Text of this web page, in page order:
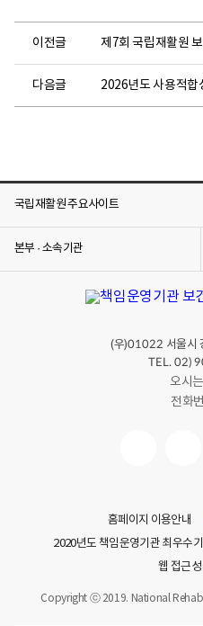
이전글 제7회 국립재활원
다음글 2026년도 사용적합
국립재활원 주요사이트
본부 · 소속기관
(우)01022 서울시
TEL. 02)
오시
전화
홈페이지 이용안내
2020년도 책임운영기관 최우수
웹 접근
Copyright ⓒ 2019. National